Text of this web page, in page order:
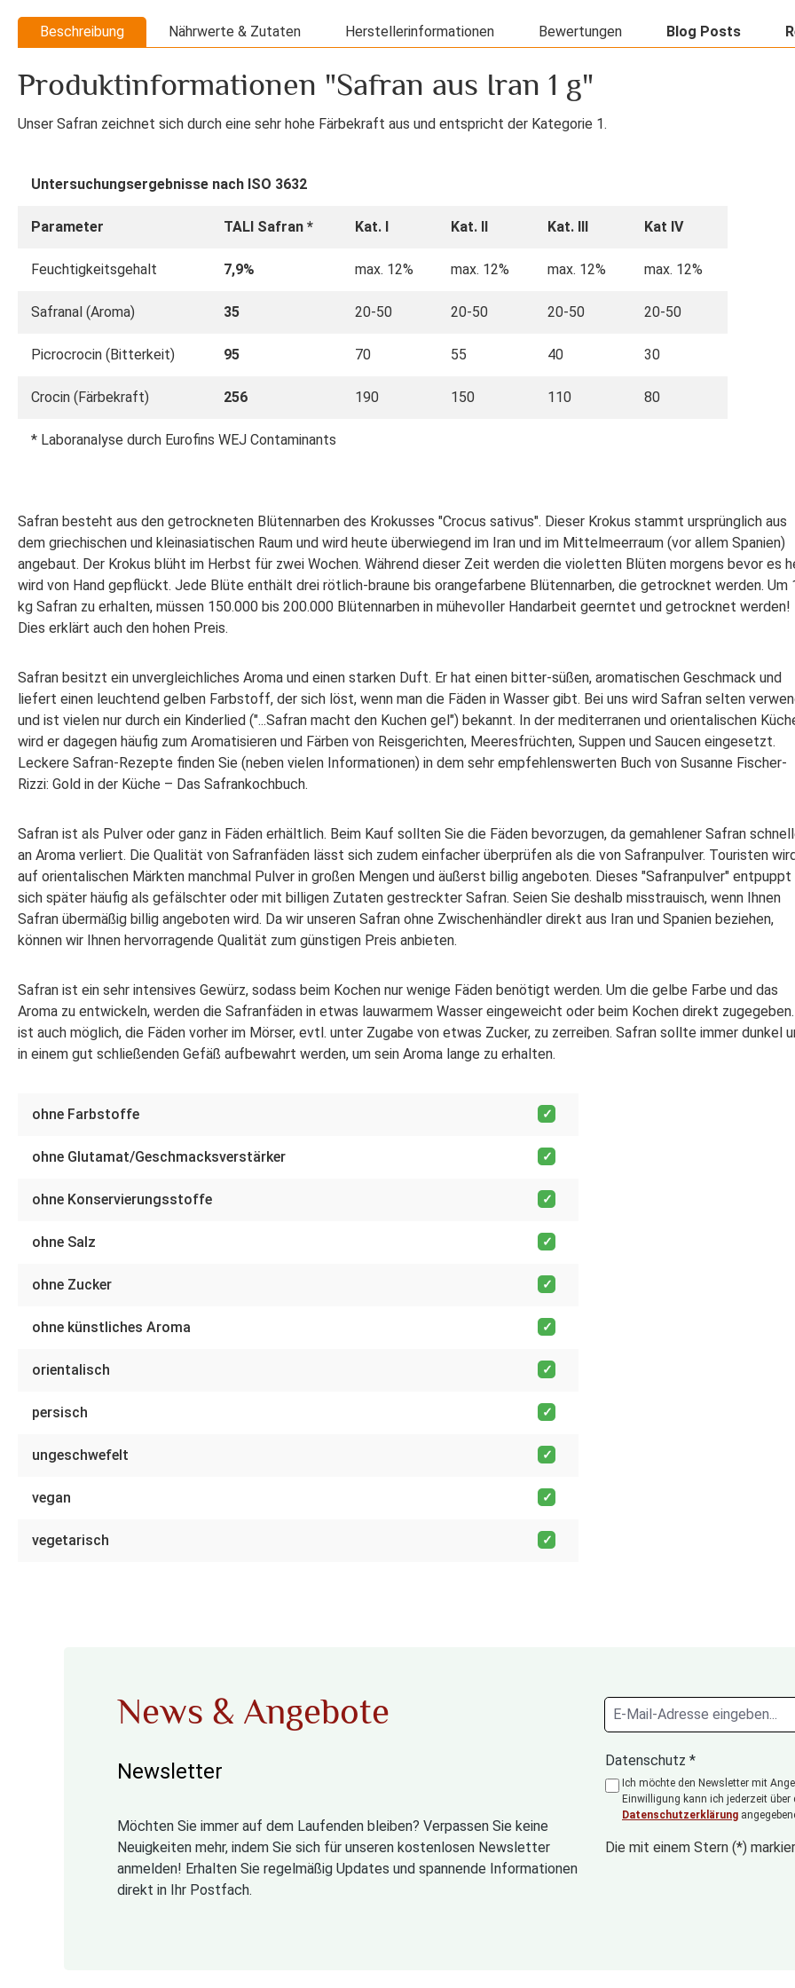
Beschreibung Nährwerte & Zutaten Herstellerinformationen Bewertungen Blog Posts
Produktinformationen "Safran aus Iran 1 g"
Unser Safran zeichnet sich durch eine sehr hohe Färbekraft aus und entspricht der Kategorie 1.
Untersuchungsergebnisse nach ISO 3632
Parameter TALI Safran * Kat. I Kat. II Kat. III Kat IV
Feuchtigkeitsgehalt 7,9% max. 12% max. 12% max. 12% max. 12%
Safranal (Aroma) 35 20-50 20-50 20-50 20-50
Picrocrocin (Bitterkeit) 95 70 55 40 30
Crocin (Färbekraft) 256 190 150 110 80
* Laboranalyse durch Eurofins WEJ Contaminants
Safran besteht aus den getrockneten Blütennarben des Krokusses "Crocus sativus". Dieser Krokus stammt ursprünglich aus
dem griechischen und kleinasiatischen Raum und wird heute überwiegend im Iran und im Mittelmeerraum (vor allem Spanien)
angebaut. Der Krokus blüht im Herbst für zwei Wochen. Während dieser Zeit werden die violetten Blüten morgens bevor es
wird von Hand gepflückt. Jede Blüte enthält drei rötlich-braune bis orangefarbene Blütennarben, die getrocknet werden. Um
kg Safran zu erhalten, müssen 150.000 bis 200.000 Blütennarben in mühevoller Handarbeit geerntet und getrocknet werden!
Dies erklärt auch den hohen Preis.
Safran besitzt ein unvergleichliches Aroma und einen starken Duft. Er hat einen bitter-süßen, aromatischen Geschmack und
liefert einen leuchtend gelben Farbstoff, der sich löst, wenn man die Fäden in Wasser gibt. Bei uns wird Safran selten
und ist vielen nur durch ein Kinderlied ("...Safran macht den Kuchen gel") bekannt. In der mediterranen und orientalischen
wird er dagegen häufig zum Aromatisieren und Färben von Reisgerichten, Meeresfrüchten, Suppen und Saucen eingesetzt.
Leckere Safran-Rezepte finden Sie (neben vielen Informationen) in dem sehr empfehlenswerten Buch von Susanne Fischer-
Rizzi: Gold in der Küche – Das Safrankochbuch.
Safran ist als Pulver oder ganz in Fäden erhältlich. Beim Kauf sollten Sie die Fäden bevorzugen, da gemahlener Safran
an Aroma verliert. Die Qualität von Safranfäden lässt sich zudem einfacher überprüfen als die von Safranpulver. Touristen
auf orientalischen Märkten manchmal Pulver in großen Mengen und äußerst billig angeboten. Dieses "Safranpulver" entpuppt
sich später häufig als gefälschter oder mit billigen Zutaten gestreckter Safran. Seien Sie deshalb misstrauisch, wenn Ihnen
Safran übermäßig billig angeboten wird. Da wir unseren Safran ohne Zwischenhändler direkt aus Iran und Spanien beziehen,
können wir Ihnen hervorragende Qualität zum günstigen Preis anbieten.
Safran ist ein sehr intensives Gewürz, sodass beim Kochen nur wenige Fäden benötigt werden. Um die gelbe Farbe und das
Aroma zu entwickeln, werden die Safranfäden in etwas lauwarmem Wasser eingeweicht oder beim Kochen direkt
ist auch möglich, die Fäden vorher im Mörser, evtl. unter Zugabe von etwas Zucker, zu zerreiben. Safran sollte immer dunkel
in einem gut schließenden Gefäß aufbewahrt werden, um sein Aroma lange zu erhalten.
ohne Farbstoffe
ohne Glutamat/Geschmacksverstärker
ohne Konservierungsstoffe
ohne Salz
ohne Zucker
ohne künstliches Aroma
orientalisch
persisch
ungeschwefelt
vegan
vegetarisch
News & Angebote
Newsletter
Möchten Sie immer auf dem Laufenden bleiben? Verpassen Sie keine
Neuigkeiten mehr, indem Sie sich für unseren kostenlosen Newsletter
anmelden! Erhalten Sie regelmäßig Updates und spannende Informationen
direkt in Ihr Postfach.
Datenschutz *
Ich möchte den Newsletter mit
Einwilligung kann ich jederzeit
Datenschutzerklärung
Die mit einem Stern (*)